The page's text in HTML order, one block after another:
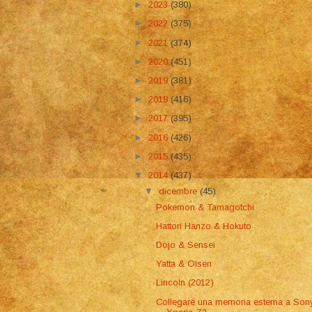
►2023(380)
►2022 (375)
►2021(374)
►2020(451)
►2019(381)
►2018(416)
►2017(395)
►2016(426)
►2015(435)
▼2014(437)
▼dicembre(45)
Pokemon & Tamagotchi
Hattori Hanzo & Hokuto
Dojo & Sensei
Yatta & Olsen
Lincoln (2012)
Collegare una memoria esterna a